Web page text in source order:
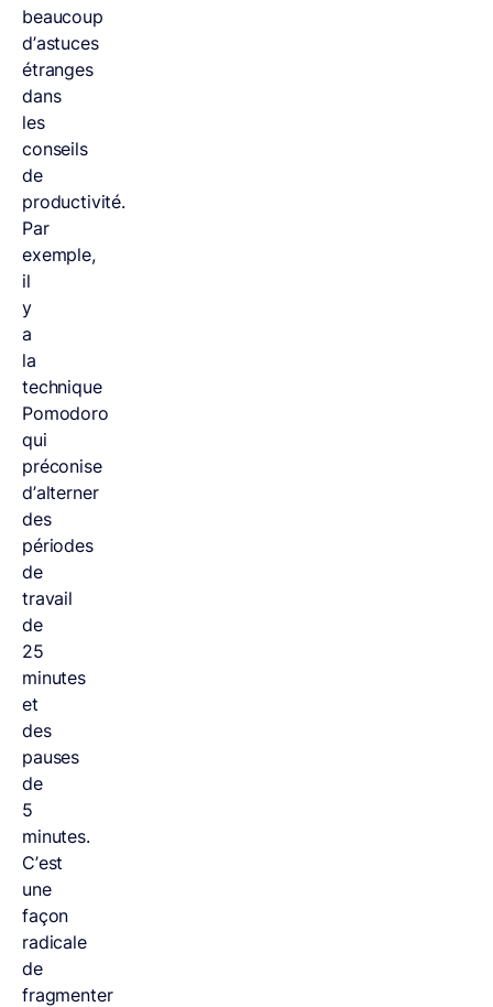
beaucoup
d’astuces
étranges
dans
les
conseils
de
productivité.
Par
exemple,
il
y
a
la
technique
Pomodoro
qui
préconise
d’alterner
des
périodes
de
travail
de
25
minutes
et
des
pauses
de
5
minutes.
C’est
une
façon
radicale
de
fragmenter